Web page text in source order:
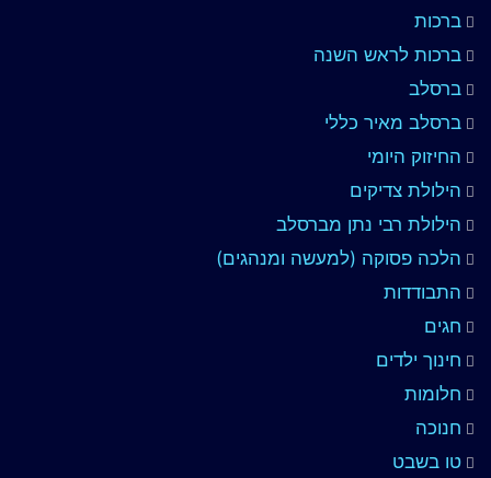
ברכות
ברכות לראש השנה
ברסלב
ברסלב מאיר כללי
החיזוק היומי
הילולת צדיקים
הילולת רבי נתן מברסלב
הלכה פסוקה (למעשה ומנהגים)
התבודדות
חגים
חינוך ילדים
חלומות
חנוכה
טו בשבט